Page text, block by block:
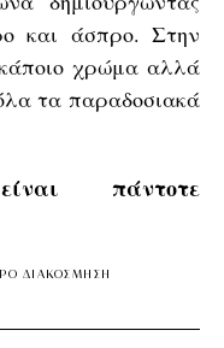
και άσπρο. Στην
χρώμα αλλά
τα παραδοσιακά
πάντοτε
ΔΙΑΚΟΣΜΗΣΗ